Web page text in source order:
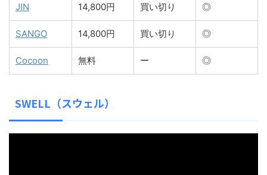
JIN 14,800円 買い切り ◎
SANGO 14,800円 買い切り ◎
Cocoon 無料 ー ◎
SWELL（スウェル）